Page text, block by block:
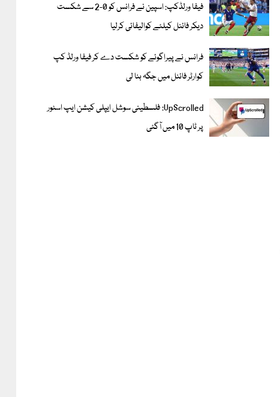
فیفا ورلڈکپ: اسپین نے فرانس کو 0-2 سے شکست
دیکر فائنل کیلئے کوالیفائی کرلیا
فرانس نے پیراگوئے کو شکست دے کر فیفا ورلڈ کپ
کوارٹر فائنل میں جگہ بنا لی
UpScrolled: فلسطینی سوشل ایپلی کیشن ایپ اسٹور
پر ٹاپ 10 میں آگئی